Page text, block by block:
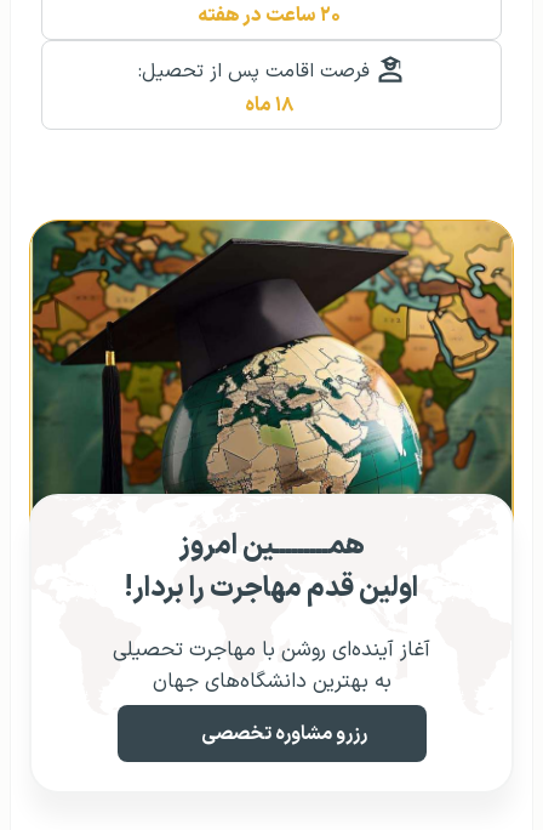
۲۰ ساعت در هفته
فرصت اقامت پس از تحصیل:
۱۸ ماه
همـــــــــین امروز
اولین قدم مهاجرت را بردار!
آغاز آینده‌ای روشن با مهاجرت تحصیلی
به بهترین دانشگاه‌های جهان
رزرو مشاوره تخصصی